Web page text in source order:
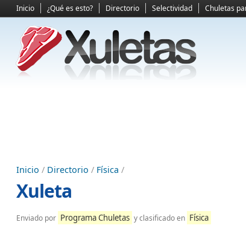
Inicio ¿Qué es esto? Directorio Selectividad Chuletas
Inicio / Directorio / Física /
Xuleta
Enviado por Programa Chuletas y clasificado en Física